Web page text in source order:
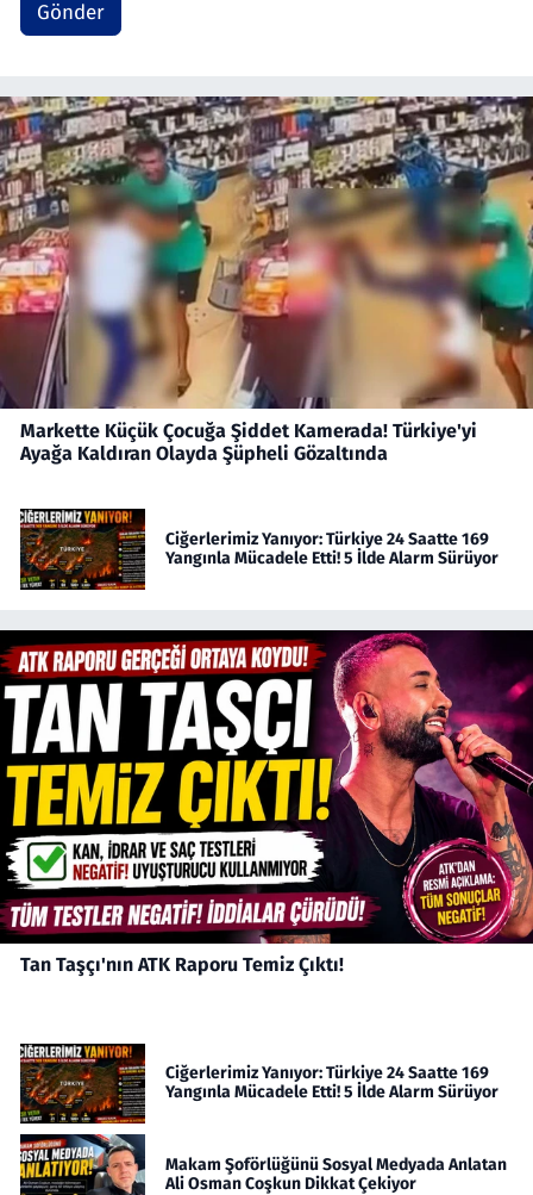
Gönder
Markette Küçük Çocuğa Şiddet Kamerada! Türkiye'yi
Ayağa Kaldıran Olayda Şüpheli Gözaltında
Ciğerlerimiz Yanıyor: Türkiye 24 Saatte 169
Yangınla Mücadele Etti! 5 İlde Alarm Sürüyor
Tan Taşçı'nın ATK Raporu Temiz Çıktı!
Ciğerlerimiz Yanıyor: Türkiye 24 Saatte 169
Yangınla Mücadele Etti! 5 İlde Alarm Sürüyor
Makam Şoförlüğünü Sosyal Medyada Anlatan
Ali Osman Coşkun Dikkat Çekiyor